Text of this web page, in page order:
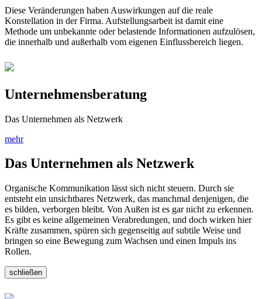
Diese Veränderungen haben Auswirkungen auf die reale
Konstellation in der Firma. Aufstellungsarbeit ist damit eine
Methode um unbekannte oder belastende Informationen aufzulösen,
die innerhalb und außerhalb vom eigenen Einflussbereich liegen.
Unternehmensberatung
Das Unternehmen als Netzwerk
mehr
Das Unternehmen als Netzwerk
Organische Kommunikation lässt sich nicht steuern. Durch sie
entsteht ein unsichtbares Netzwerk, das manchmal denjenigen, die
es bilden, verborgen bleibt. Von Außen ist es gar nicht zu erkennen.
Es gibt es keine allgemeinen Verabredungen, und doch wirken hier
Kräfte zusammen, spüren sich gegenseitig auf subtile Weise und
bringen so eine Bewegung zum Wachsen und einen Impuls ins
Rollen.
schließen